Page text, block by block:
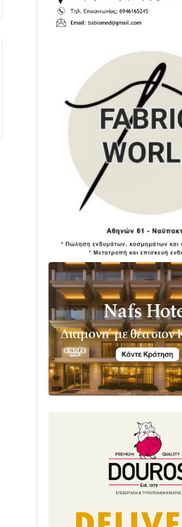
28/07 • 21:46
ΕΚΤΑΚΤΟ – ΝΑΥΠΑΚΤΙΑ:
ΣΤΗΝ ΠΥΡΟΣΒΕΣΤΙΚΗ
ΑΓΙΟ ΗΛΙΑ ΠΡΙΝ ΤΗ